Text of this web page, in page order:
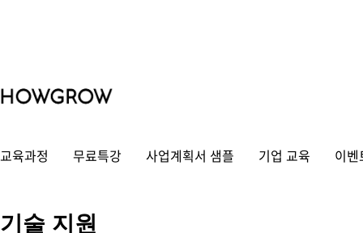
교육과정 무료특강 사업계획서 샘플 기업 교육 이벤
기술 지원